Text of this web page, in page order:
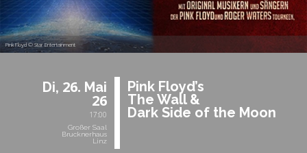
Pink Floyd © Star Entertainment
Di, 26. Mai
26
17:00
Großer Saal
Brucknerhaus
Linz
Pink Floyd’s
The Wall &
Dark Side of the Moon